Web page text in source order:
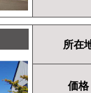
所在
価格